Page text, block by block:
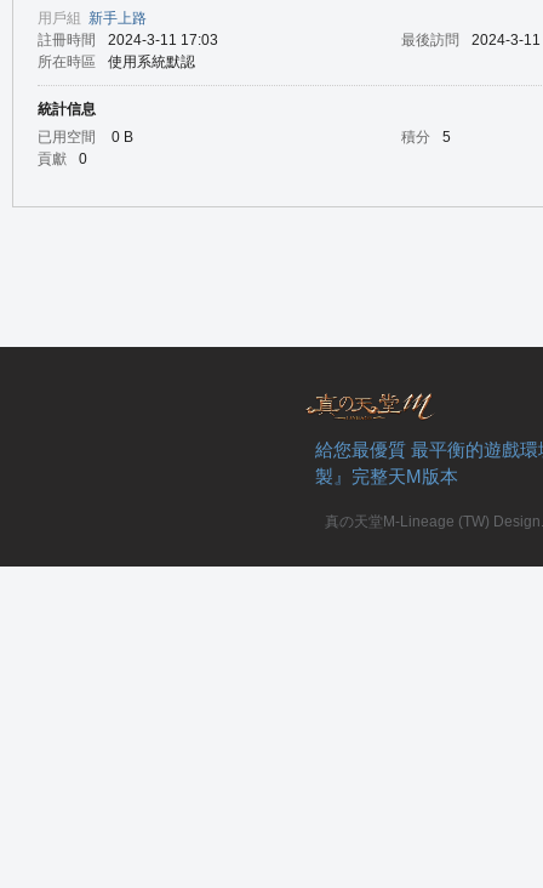
用戶組 新手上路
註冊時間
2024-3-11 17:03 最後訪問
2024-3-
所在時區
使用系統默認
統計信息
已用空間
0 B 積分
5
貢獻
0
給您最優質 最平衡的遊戲
製』完整天M版本
真の天堂M-Lineage (TW)